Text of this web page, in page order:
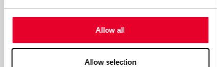
Allow all
Allow selection